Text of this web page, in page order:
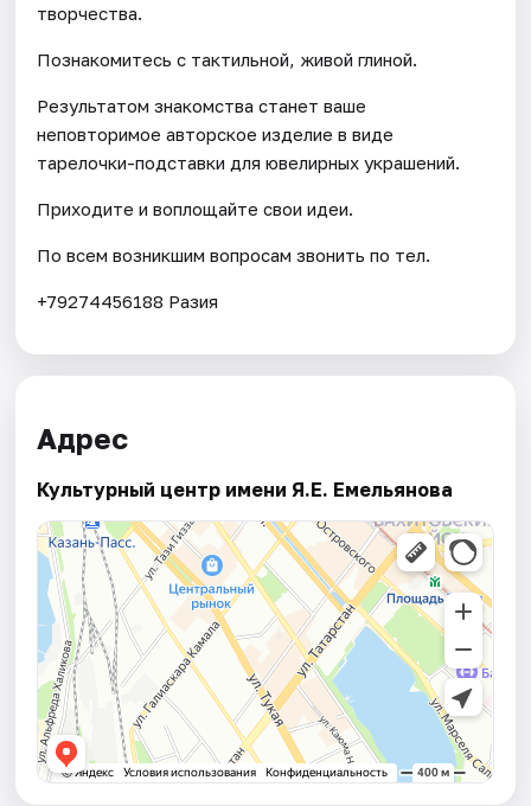
творчества.
Познакомитесь с тактильной, живой глиной.
Результатом знакомства станет ваше
неповторимое авторское изделие в виде
тарелочки-подставки для ювелирных украшений.
Приходите и воплощайте свои идеи.
По всем возникшим вопросам звонить по тел.
+79274456188 Разия
Адрес
Культурный центр имени Я.Е. Емельянова